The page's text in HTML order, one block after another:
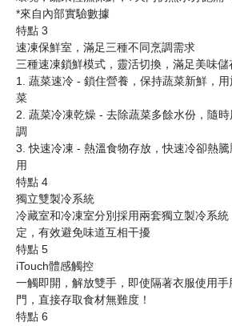
*來自內部實驗數據
特點 3
速凍保鮮室，滿足三種不同烹調需求
三種速凍鎖鮮模式，靈活切換，滿足美味儲
1. 蔬菜速冷 - 鎖住營養，保持蔬菜新鮮，
菜
2. 蔬菜冷凍乾燥 - 去除蔬菜多餘水份，隨
調
3. 快速冷凍 - 熱溫食物存放，快速冷卻熱
用
特點 4
獨立雙製冷系統
冷藏室和冷凍室分別採用兩套獨立製冷系
定，有效避免味道互相干擾
特點 5
iTouch體感觸控
一觸即開，解放雙手，即使隔著衣服使用
門，直接存取食材無難度！
特點 6